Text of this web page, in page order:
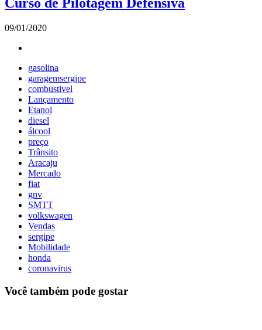
Curso de Pilotagem Defensiva
09/01/2020
gasolina
garagemsergipe
combustivel
Lançamento
Etanol
diesel
álcool
preço
Trânsito
Aracaju
Mercado
fiat
gnv
SMTT
volkswagen
Vendas
sergipe
Mobilidade
honda
coronavirus
Você também pode gostar